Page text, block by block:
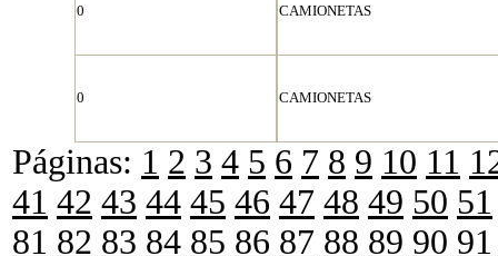
0 CAMIONETAS
0 CAMIONETAS
Páginas: 1 2 3 4 5 6 7 8 9 10 11
41 42 43 44 45 46 47 48 49 50 51
81 82 83 84 85 86 87 88 89 90 91